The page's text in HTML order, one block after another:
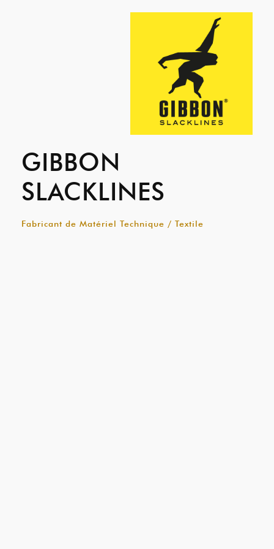
GIBBON
SLACKLINES
Fabricant de Matériel Technique / Textile